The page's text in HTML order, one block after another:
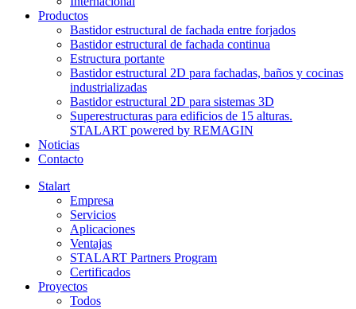
Productos
Bastidor estructural de fachada entre forjados
Bastidor estructural de fachada continua
Estructura portante
Bastidor estructural 2D para fachadas, baños y cocinas
industrializadas
Bastidor estructural 2D para sistemas 3D
Superestructuras para edificios de 15 alturas.
STALART powered by REMAGIN
Noticias
Contacto
Stalart
Empresa
Servicios
Aplicaciones
Ventajas
STALART Partners Program
Certificados
Proyectos
Todos